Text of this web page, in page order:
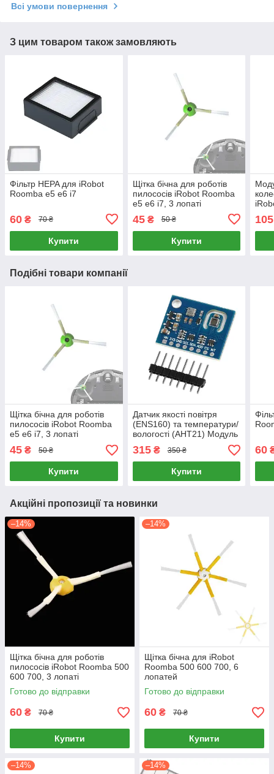
Всі умови повернення
З цим товаром також замовляють
Фільтр HEPA для iRobot
Roomba e5 e6 i7
60 ₴ 70 ₴
Купити
Щітка бічна для роботів
пилососів iRobot Roomba
e5 e6 i7, 3 лопаті
45₴ 50 ₴
Купити
105
Подібні товари компанії
Щітка бічна для роботів
пилососів iRobot Roomba
e5 e6 i7, 3 лопаті
45 ₴ 50 ₴
Купити
Датчик якості повітря
(ENS160) та температури/
вологості (AHT21) Модуль
TVOC, eCO2, AQI для
Arduino
315₴ 350 ₴
Купити
60
Акційні пропозиції та новинки
–14%
Щітка бічна для роботів
пилососів iRobot Roomba 500
600 700, 3 лопаті
Готово до відправки
60 ₴ 70 ₴
Купити
–14%
Щітка бічна для iRobot
Roomba 500 600 700, 6
лопатей
Готово до відправки
60 ₴ 70 ₴
Купити
–14% –14%